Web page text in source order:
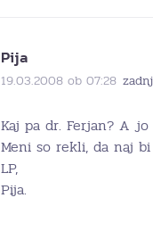
Pija
19.03.2008 ob 07:28
Kaj pa dr. Ferjan? A
Meni so rekli, da naj bi
LP,
Pija.